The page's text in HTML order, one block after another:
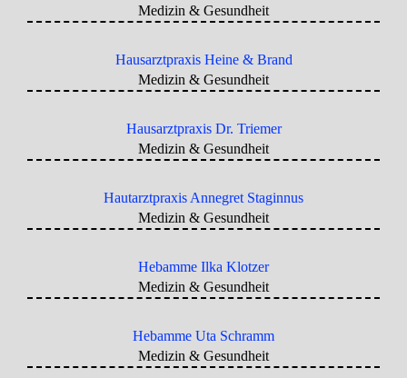
Medizin & Gesundheit
Hausarztpraxis Heine & Brand
Medizin & Gesundheit
Hausarztpraxis Dr. Triemer
Medizin & Gesundheit
Hautarztpraxis Annegret Staginnus
Medizin & Gesundheit
Hebamme Ilka Klotzer
Medizin & Gesundheit
Hebamme Uta Schramm
Medizin & Gesundheit